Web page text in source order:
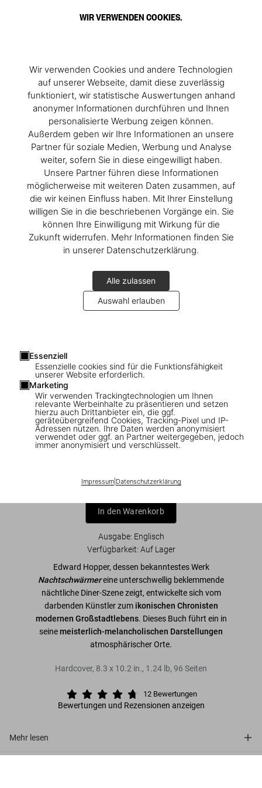
WIR VERWENDEN COOKIES.
Wir verwenden Cookies und andere Technologien
auf unserer Webseite, damit diese zuverlässig
funktioniert, wir statistische Auswertungen anhand
anonymer Informationen durchführen und Ihnen
personalisierte Werbung zeigen können.
Außerdem geben wir Ihre Informationen an unsere
Partner für soziale Medien, Werbung und Analyse
weiter, sofern Sie in diese eingewilligt haben.
Unsere Partner führen diese Informationen
möglicherweise mit weiteren Daten zusammen, auf
die wir keinen Einfluss haben. Mit Ihrer Einstellung
willigen Sie in die beschriebenen Vorgänge ein. Sie
können Ihre Einwilligung mit Wirkung für die
Zukunft widerrufen. Mehr Informationen finden Sie
in unserer Datenschutzerklärung.
Alle zulassen
Auswahl erlauben
Essenziell
Essenzielle cookies sind für die Funktionsfähigkeit
unserer Website erforderlich.
Marketing
Wir verwenden Trackingtechnologien um Ihnen
relevante Werbeinhalte zu präsentieren und setzen
hierzu auch Drittanbieter ein, die ggf.
geräteübergreifend Cookies, Tracking-Pixel und IP-
Adressen nutzen. Ihre Daten werden anonymisiert
verwendet oder ggf. an Partner weitergegeben, jedoch
immer anonymisiert und verschlüsselt.
Impressum| Datenschutzerklärung
Hopper
US$ 20
Basic Art Series
In den Warenkorb
Ausgabe: Englisch
Verfügbarkeit: Auf Lager
Edward Hopper, dessen bekanntestes Werk
Nachtschwärmereine unterschwellig beklemmende
nächtliche Diner-Szene zeigt, entwickelte sich vom
darbenden Künstler zumikonischen Chronisten
modernen Großstadtlebens. Dieses Buch führt ein in
seinemeisterlich-melancholischen Darstellungen
atmosphärischer Orte.
Hardcover, 8.3 x 10.2 in., 1.24 lb, 96 Seiten
12 Bewertungen
Bewertungen und Rezensionen anzeigen
Mehr lesen